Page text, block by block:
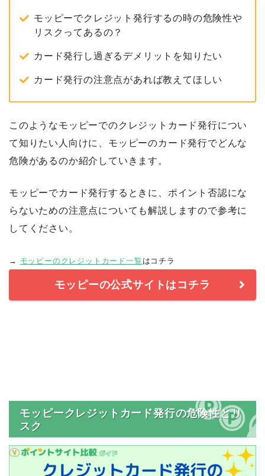
モッピーでクレジット発行するの時の危険性や
リスクってあるの？
カード発行し過ぎるデメリットを知りたい
カード発行の注意点があれば教えてほしい
このようなモッピーでのクレジットカード発行につい
て知りたい人向けに、モッピーのカード発行でどんな
危険があるのか紹介していきます。
モッピーでカード発行するときに、ポイント否認にな
らないための注意点についても解説しますので参考に
してください。
→ モッピーのクレジットカード一覧 はコチラ
モッピーの公式サイトはコチラ
モッピークレジットカード発行の危険性とリ
スク